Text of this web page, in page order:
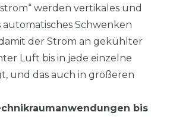
werden vertikales und
automatisches Schwenken
der Strom an gekühlter
Luft bis in jede einzelne
und das auch in größeren
bis